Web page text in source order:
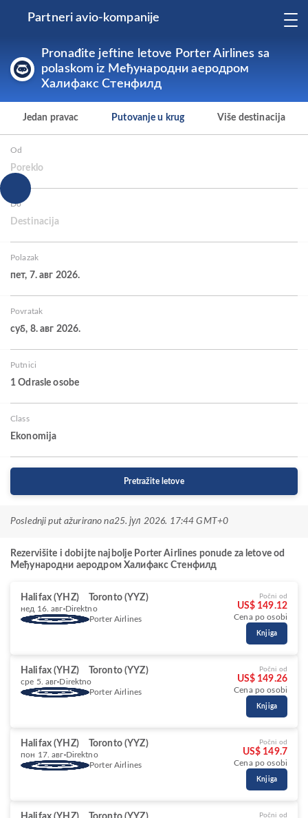
Partneri avio-kompanije
Pronađite jeftine letove Porter Airlines sa
polaskom iz Међународни аеродром
Халифакс Стенфилд
Jedan pravac Putovanje u krug Više destinacija
Od
Poreklo
Do
Destinacija
Polazak
пет, 7. авг 2026.
Povratak
суб, 8. авг 2026.
Putnici
1 Odrasle osobe
Class
Ekonomija
Pretražite letove
Poslednji put ažurirano na25. јул 2026. 17:44 GMT+0
Rezervišite i dobijte najbolje Porter Airlines ponude za letove od
Међународни аеродром Халифакс Стенфилд
Halifax (YHZ) Toronto (YYZ)
нед 16. авг Direktno
Porter Airlines
Počni od
US$ 149.12
Cena po osobi
Knjiga
Halifax (YHZ) Toronto (YYZ)
сре 5. авг Direktno
Porter Airlines
Počni od
US$ 149.26
Cena po osobi
Knjiga
Halifax (YHZ) Toronto (YYZ)
пон 17. авг Direktno
Porter Airlines
Počni od
US$ 149.7
Cena po osobi
Knjiga
Počni od